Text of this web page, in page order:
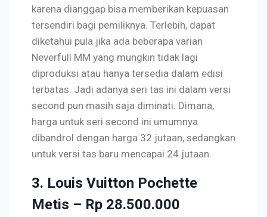
karena dianggap bisa memberikan kepuasan
tersendiri bagi pemiliknya. Terlebih, dapat
diketahui pula jika ada beberapa varian
Neverfull MM yang mungkin tidak lagi
diproduksi atau hanya tersedia dalam edisi
terbatas. Jadi adanya seri tas ini dalam versi
second pun masih saja diminati. Dimana,
harga untuk seri second ini umumnya
dibandrol dengan harga 32 jutaan, sedangkan
untuk versi tas baru mencapai 24 jutaan.
3. Louis Vuitton Pochette
Metis – Rp 28.500.000